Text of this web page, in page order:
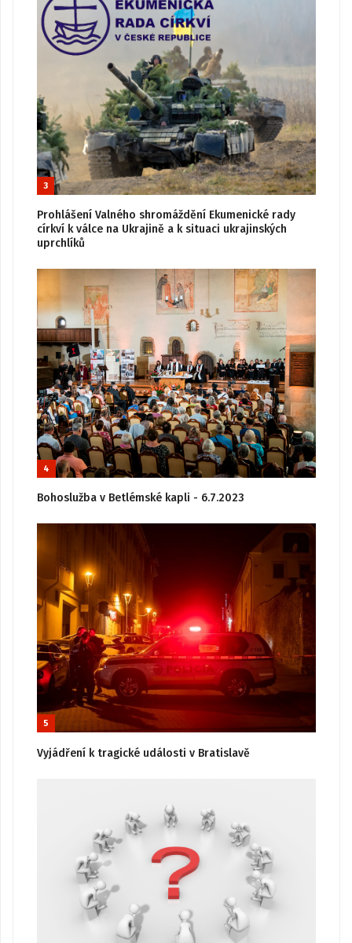
3
Prohlášení Valného shromáždění Ekumenické rady
církví k válce na Ukrajině a k situaci ukrajinských
uprchlíků
4
Bohoslužba v Betlémské kapli - 6.7.2023
5
Vyjádření k tragické události v Bratislavě